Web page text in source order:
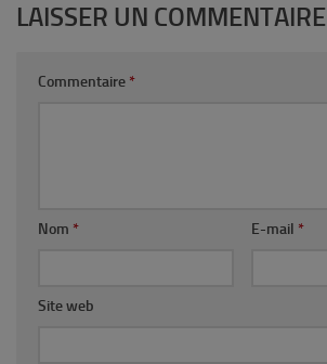
LAISSER UN COMMENTAIRE
Commentaire *
Nom * E-mail *
Site web